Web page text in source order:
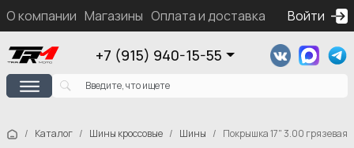
О компании Магазины Оплата и доставка Контакты
Войти
+7 (915) 940-15-55
Каталог Шины кроссовые Шины Покрышка 17" 3.00 грязевая